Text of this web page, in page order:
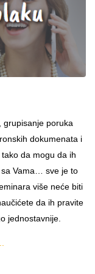
grupisanje poruka
dokumenata i
da mogu da ih
Vama… sve je to
više neće biti
da ih pravite
jednostavnije.